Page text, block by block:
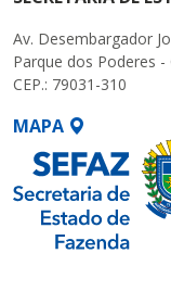
Av. Desembargador
Parque dos Poderes
CEP.: 79031-310
MAPA